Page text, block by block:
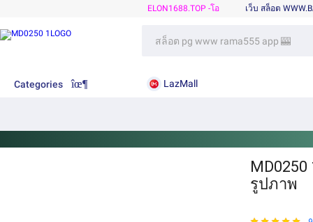
ELON1688.TOP -โอ เว็บ สล็อต
Categories LazMall
รูปภาพ